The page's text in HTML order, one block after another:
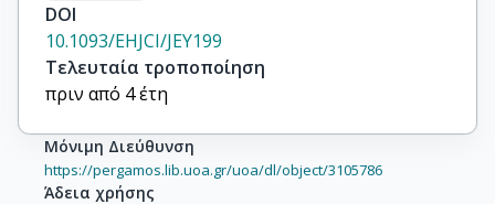
DOI
10.1093/EHJCI/JEY199
Τελευταία τροποποίηση
πριν από 4 έτη
Μόνιμη Διεύθυνση
https://pergamos.lib.uoa.gr/uoa/dl/object/3105786
Άδεια χρήσης